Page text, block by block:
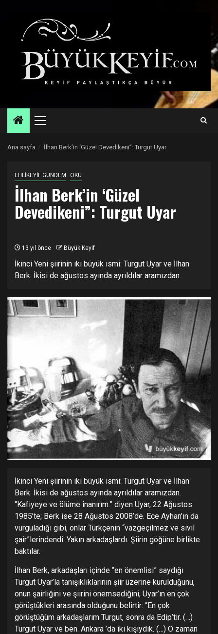
Primary
Ana sayfa İlhan Berk’in ‘Güzel Devedikeni”: Turgut Uyar
EHLİKEYİF GÜNDEM OKU
İlhan Berk’in ‘Güzel
Devedikeni”: Turgut Uyar
13 yıl önce Büyük Keyif
İkinci Yeni şiirinin iki büyük ismi: Turgut Uyar ve İlhan
Berk. İkisi de ağustos ayında ayrıldılar aramızdan.
İkinci Yeni şiirinin iki büyük ismi: Turgut Uyar ve İlhan
Berk. İkisi de ağustos ayında ayrıldılar aramızdan.
“Kafiyeye ve ölüme inanırım.” diyen Uyar, 22 Ağustos
1985’te; Berk ise 28 Ağustos 2008’de. Ece Ayhan’ın da
vurguladığı gibi, onlar Türkçenin “vazgeçilmez ve sivil
şair”lerindendi. Yakın arkadaşlardı. Şiirin göğüne birlikte
baktılar.
İlhan Berk, arkadaşları içinde “en önemlisi” saydığı
Turgut Uyar’la tanışıklıklarının şiir üzerine kurulduğunu,
onun şairliğini ve şiirini önemsediğini, Uyar’ın en çok
görüştükleri arasında olduğunu belirtir: “En çok
görüştüğüm arkadaşlarım Turgut, sonra da Edip’tir. (…)
Turgut Uyar ve ben. Ankara ’da iki kişiydik. (…) O zaman